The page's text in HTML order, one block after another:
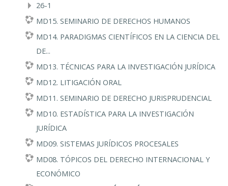
26-1
MD15. SEMINARIO DE DERECHOS HUMANOS
MD14. PARADIGMAS CIENTÍFICOS EN LA CIENCIA DEL
DE...
MD13. TÉCNICAS PARA LA INVESTIGACIÓN JURÍDICA
MD12. LITIGACIÓN ORAL
MD11. SEMINARIO DE DERECHO JURISPRUDENCIAL
MD10. ESTADÍSTICA PARA LA INVESTIGACIÓN
JURÍDICA
MD09. SISTEMAS JURÍDICOS PROCESALES
MD08. TÓPICOS DEL DERECHO INTERNACIONAL Y
ECONÓMICO